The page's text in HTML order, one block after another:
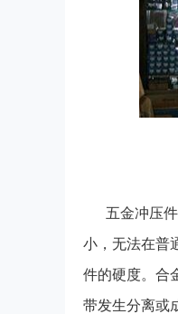
五金冲压
小，无法在普
件的硬度。合
带发生分离或